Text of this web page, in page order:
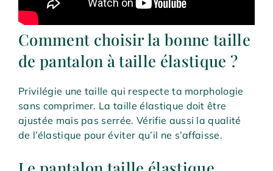
Comment choisir la bonne taille
de pantalon à taille élastique ?
Privilégie une taille qui respecte ta morphologie
sans comprimer. La taille élastique doit être
ajustée mais pas serrée. Vérifie aussi la qualité
de l’élastique pour éviter qu’il ne s’affaisse.